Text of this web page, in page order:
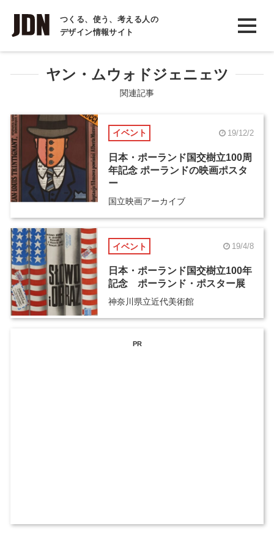
つくる、使う、考える人の
デザイン情報サイト
INTERVIEW
インタビュー
REPORT
COLUMN
コラム
ヤン・ムウォドジェニェツ
関連記事
イベント 19/12/2
日本・ポーランド国交樹立100周
年記念 ポーランドの映画ポスタ
ー
国立映画アーカイブ
イベント 19/4/8
日本・ポーランド国交樹立100年
記念 ポーランド・ポスター展
神奈川県立近代美術館
PR